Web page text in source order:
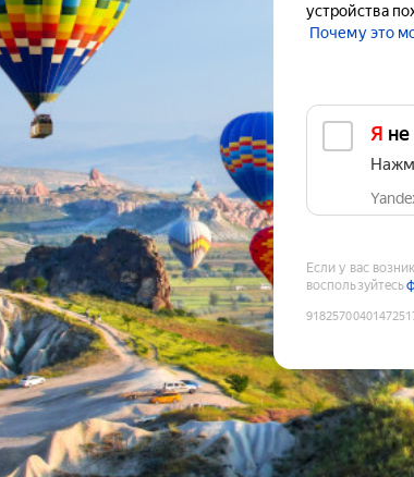
устройства
Почему это
Я
Если у вас
воспользуйтесь